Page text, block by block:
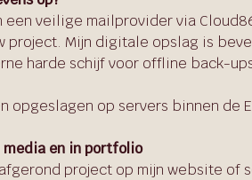
een veilige mailprovider via
project. Mijn digitale opslag is
harde schijf voor offline back-
opgeslagen op servers binnen de
media en in portfolio
project op mijn website of